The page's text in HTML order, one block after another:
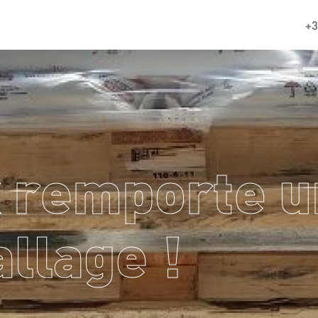
!